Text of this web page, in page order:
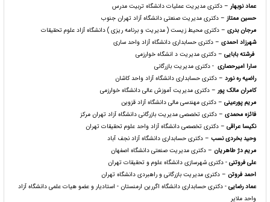
عماد نوبهار– دکتری مدیریت عملیات دانشگاه تربیت مدرس
حسین ممتاز– دکتری مدیریت صنعتی دانشگاه آزاد تهران جنوب
مرجان بدری– دکتری محیط زیست ( مدیریت و برنامه ریزی ) دانشگاه آزاد علوم تحقیقات
شهرزاد احمدی– دکتری حسابداری دانشگاه آزاد واحد ساری
فرشته بابایی– دکتری مدیریت د انشگاه خوارزمی
سارا امیرحصاری- دکتری مدیریت بازرگانی
راضیه ره نورد– دکتری حسابداری دانشگاه آزاد واحد کاشان
کامران مالک پور– دکتری مدیریت آموزش عالی دانشگاه خوارزمی
مریم پورعینی– دکتری مهندسی مالی دانشگاه آزاد قزوین
فائزه محمدی– دکتری تخصصی مدیریت بازرگانی دانشگاه آزاد تهران مرکز
نکیسا عراقی– دکتری تخصصی دانشگاه آزاد واحد علوم تحقیقات تهران
وحید بخردی نسب– دکتری حسابداری دانشگاه آزاد نجف آباد
مریم دژ طاهریان– دکتری مدیریت صنعتی دانشگاه اصفهان
علی فروتنی- دکتری شهرسازی دانشگاه علوم و تحقیقات تهران
احمد فروتن– دکتری مدیریت بازرگانی و راهبردی دانشگاه تهران
عماد رضایی- دکتری حسابداری دانشگاه اگررین ارمنستان - استادیار و عضو هیات علمی دانشگاه آزاد
واحد ملایر